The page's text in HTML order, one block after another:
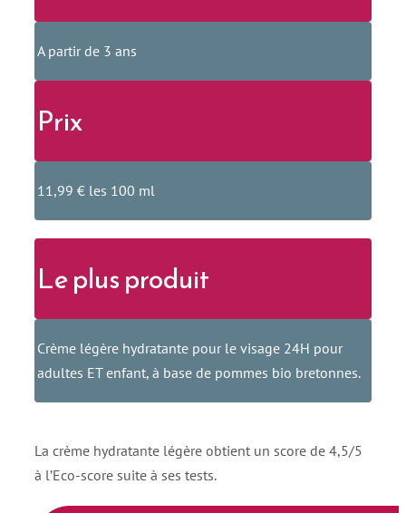
A partir de 3 ans
Prix
11,99 € les 100 ml
Le plus produit
Crème légère hydratante pour le visage 24H pour
adultes ET enfant, à base de pommes bio bretonnes.
La crème hydratante légère obtient un score de 4,5/5
à l’Eco-score suite à ses tests.